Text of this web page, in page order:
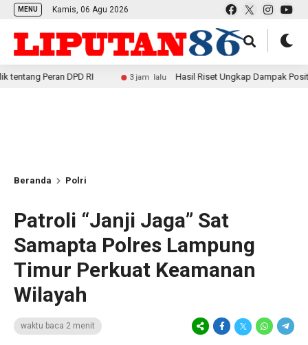
MENU Kamis, 06 Agu 2026
DPD RI 3 jam lalu Hasil Riset Ungkap Dampak Positif MBG
Beranda Polri
Patroli “Janji Jaga” Sat
Samapta Polres Lampung
Timur Perkuat Keamanan
Wilayah
waktu baca 2 menit